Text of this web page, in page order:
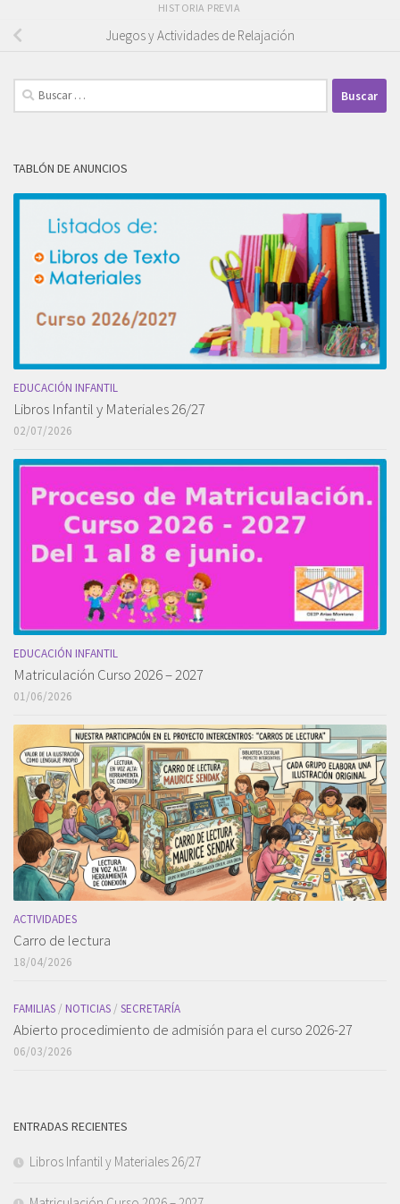
HISTORIA PREVIA
Juegos y Actividades de Relajación
Buscar:
TABLÓN DE ANUNCIOS
EDUCACIÓN INFANTIL
Libros Infantil y Materiales 26/27
02/07/2026
EDUCACIÓN INFANTIL
Matriculación Curso 2026 – 2027
01/06/2026
ACTIVIDADES
Carro de lectura
18/04/2026
FAMILIAS / NOTICIAS / SECRETARÍA
Abierto procedimiento de admisión para el curso 2026-27
06/03/2026
ENTRADAS RECIENTES
Libros Infantil y Materiales 26/27